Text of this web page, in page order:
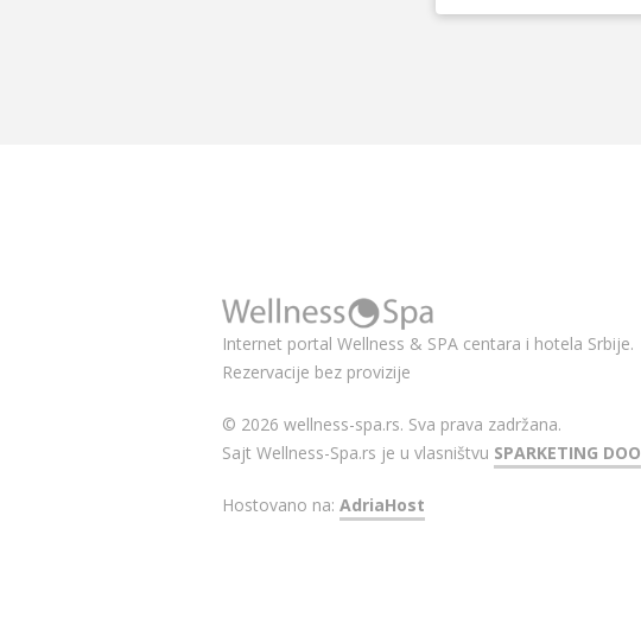
Internet portal Wellness & SPA centara i hotela Srbije.
Rezervacije bez provizije
© 2026 wellness-spa.rs. Sva prava zadržana.
Sajt Wellness-Spa.rs je u vlasništvu SPARKETING DOO
Hostovano na: AdriaHost